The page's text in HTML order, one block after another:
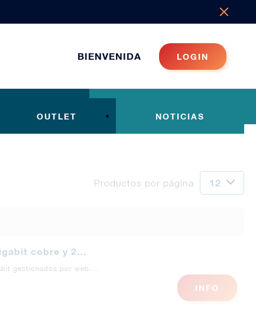
BIENVENIDA LOGIN
OUTLET NOTICIAS
Productos por página
cobre y 2…
gestionados por web.…
INFO